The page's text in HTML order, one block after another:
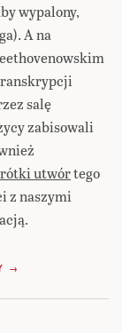
wypalony,
A na
salę
zabisowali
utwórtego
z naszymi
→